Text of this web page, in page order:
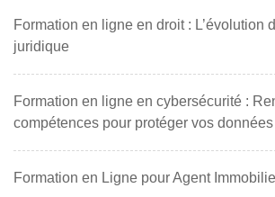
Formation en ligne en droit : L’évolution
juridique
Formation en ligne en cybersécurité :
compétences pour protéger vos données
Formation en Ligne pour Agent